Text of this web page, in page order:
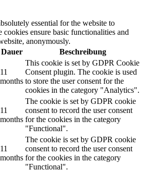
essential for the website to
ensure basic functionalities and
anonymously.
Dauer Beschreibung
11
months
This cookie is set by GDPR Cookie
Consent plugin. The cookie is used
to store the user consent for the
cookies in the category "Analytics".
11
months
The cookie is set by GDPR cookie
consent to record the user consent
for the cookies in the category
"Functional".
11
months
The cookie is set by GDPR cookie
consent to record the user consent
for the cookies in the category
"Functional".